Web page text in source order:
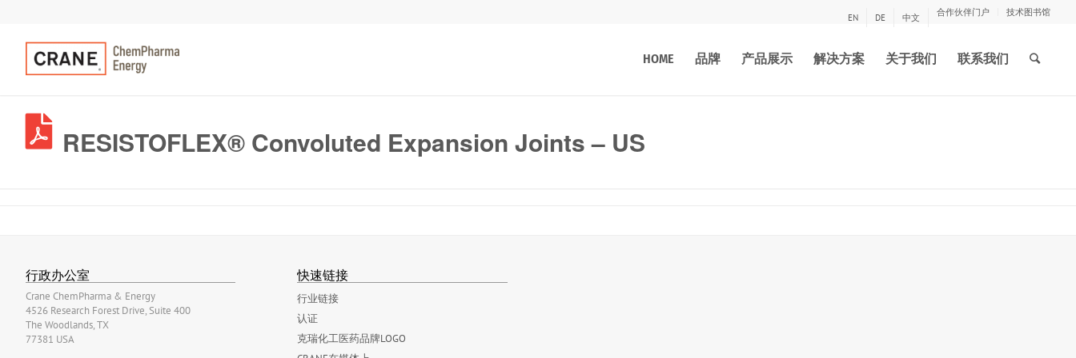
EN DE 中文 合作伙伴门户 技术图书馆
HOME 品牌 产品展示 解决方案 关于我们 联系我们
RESISTOFLEX® Convoluted Expansion Joints – US
行政办公室
Crane ChemPharma & Energy
4526 Research Forest Drive, Suite 400
The Woodlands, TX
77381 USA
快速链接
行业链接
认证
克瑞化工医药品牌LOGO